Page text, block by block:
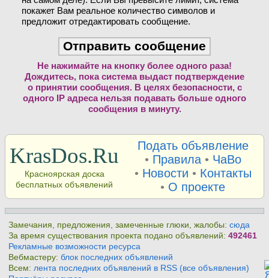
покажет Вам реальное количество символов и
предложит отредактировать сообщение.
Не нажимайте на кнопку более одного раза!
Дождитесь, пока система выдаст подтверждение
о принятии сообщения. В целях безопасности, с
одного IP адреса нельзя подавать больше одного
сообщения в минуту.
KrasDos.Ru
Красноярская доска
бесплатных объявлений
Подать объявление
• Правила• ЧаВо
• Новости • Контакты
• О проекте
Замечания, предложения, замеченные глюки, жалобы:сюда
За время существования проекта подано объявлений:492461
Рекламные возможности ресурса
Вебмастеру:блок последних объявлений
Всем:лента последних объявлений в RSS (все объявления)